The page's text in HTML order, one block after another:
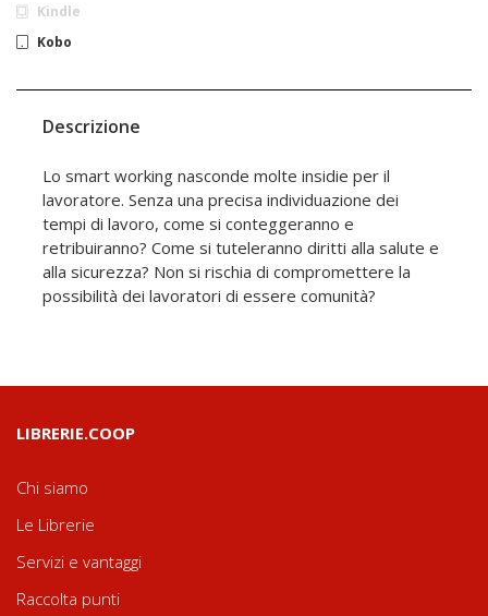
Kindle
Kobo
Descrizione
Lo smart working nasconde molte insidie per il
lavoratore. Senza una precisa individuazione dei
tempi di lavoro, come si conteggeranno e
retribuiranno? Come si tuteleranno diritti alla salute e
alla sicurezza? Non si rischia di compromettere la
possibilità dei lavoratori di essere comunità?
LIBRERIE.COOP
Chi siamo
Le Librerie
Servizi e vantaggi
Raccolta punti